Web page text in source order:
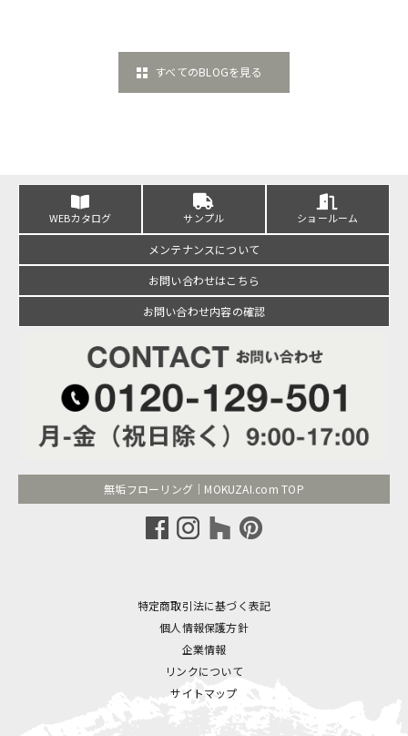
すべてのBLOGを見る
WEBカタログ サンプル ショールーム
メンテナンスについて
お問い合わせはこちら
お問い合わせ内容の確認
無垢フローリング｜MOKUZAI.com TOP
特定商取引法に基づく表記
個人情報保護方針
企業情報
リンクについて
サイトマップ